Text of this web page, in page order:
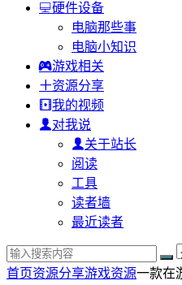
硬件设备
电脑那些事
电脑小知识
游戏相关
资源分享
我的视频
对我说
关于站长
阅读
工具
读者墙
最近读者
首页资源分享游戏资源一款在